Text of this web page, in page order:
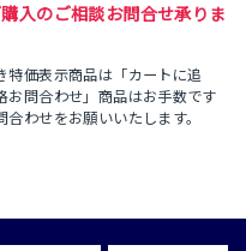
のご相談お問合せ承りま
価表示商品は「カートに追
問合わせ」商品はお手数です
わせをお願いいたします。